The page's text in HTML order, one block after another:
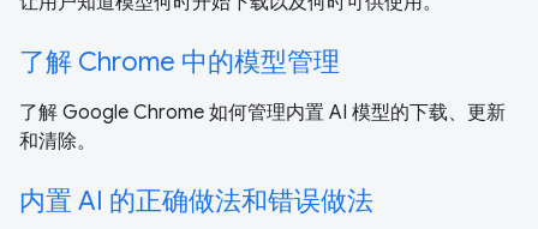
了解 Chrome 中的模型管理
了解 Google Chrome 如何管理内置 AI 模型的下载、更新
和清除。
内置 AI 的正确做法和错误做法